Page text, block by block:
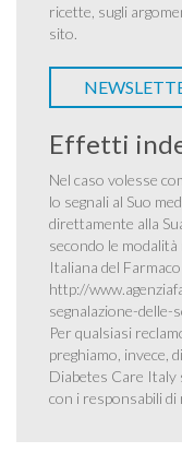
ricette, sugli
sito.
Effetti
Nel caso volesse
lo segnali al Suo
direttamente alla
secondo le
Italiana del
http://
segnalazione-
Per qualsiasi
preghiamo, invece,
Diabetes Care Italy
con i responsabili